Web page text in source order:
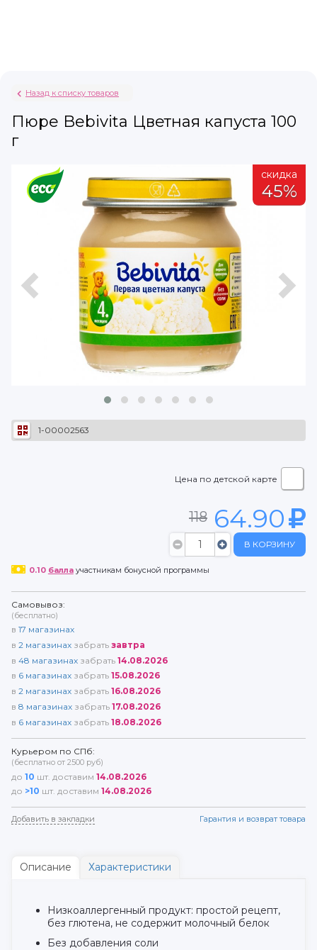
Назад к списку товаров
Пюре Bebivita Цветная капуста 100
г
скидка
45%
1-00002563
Цена по детской карте
118 64.90
В КОРЗИНУ
0.10 баллаучастникам бонусной программы
Самовывоз:
(бесплатно)
в 17 магазинах
в 2 магазинах забрать завтра
в 48 магазинах забрать 14.08.2026
в 6 магазинах забрать 15.08.2026
в 2 магазинах забрать 16.08.2026
в 8 магазинах забрать 17.08.2026
в 6 магазинах забрать 18.08.2026
Курьером по СПб:
(бесплатно от 2500 руб)
до 10 шт. доставим 14.08.2026
до >10 шт. доставим 14.08.2026
Добавить в закладки Гарантия и возврат товара
Описание Характеристики
Низкоаллергенный продукт: простой рецепт,
без глютена, не содержит молочный белок
Без добавления соли